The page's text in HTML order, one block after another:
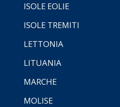
ISOLE EOLIE
ISOLE TREMITI
LETTONIA
LITUANIA
MARCHE
MOLISE